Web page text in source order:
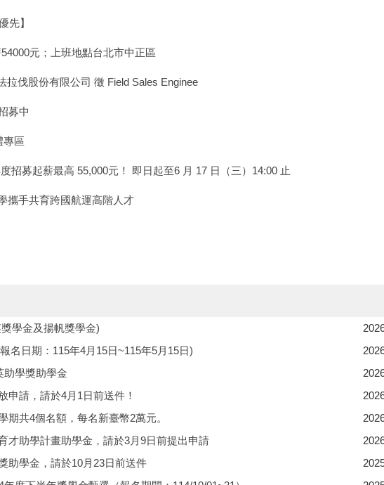
先】
元；上班地點台北市中正區
拉伐股份有限公司 徵 Field Sales Enginee
募中
專區
招募起薪最高 55,000元！ 即日起至6 月 17 日（三）14:00 止
攜手共育跨國航運高階人才
學金及揚帆獎學金)
名日期：115年4月15日~115年5月15日)
助學獎助學金
申請，請於4月1日前送件！
共4個名額，每名新臺幣2萬元。
才助學計畫助學金，請於3月9日前提出申請
助學金，請於10月23日前送件